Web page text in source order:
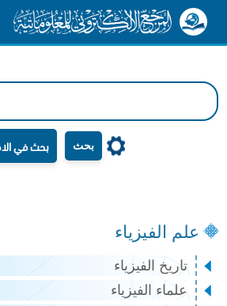
بحث
علم الفيزياء
تاريخ الفيزياء
علماء الفيزياء